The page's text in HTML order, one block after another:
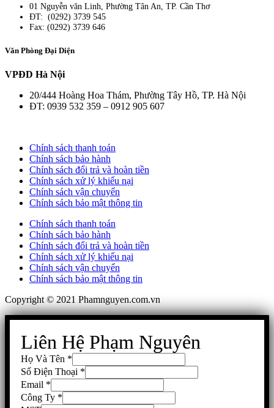
01 Nguyễn văn Linh, Phường Tân An, TP. Cần Thơ
ĐT: (0292) 3739 545
Fax: (0292) 3739 646
Văn Phòng Đại Diện
VPĐD Hà Nội
20/444 Hoàng Hoa Thám, Phường Tây Hồ, TP. Hà Nội
ĐT: 0939 532 359 – 0912 905 607
Chính sách thanh toán
Chính sách bảo hành
Chính sách đổi trả và hoàn tiền
Chính sách xử lý khiếu nại
Chính sách vận chuyển
Chính sách bảo mật thông tin
Chính sách thanh toán
Chính sách bảo hành
Chính sách đổi trả và hoàn tiền
Chính sách xử lý khiếu nại
Chính sách vận chuyển
Chính sách bảo mật thông tin
Copyright © 2021 Phamnguyen.com.vn
Liên Hệ Phạm Nguyên
Họ Và Tên *
Số Điện Thoại *
Email *
Công Ty *